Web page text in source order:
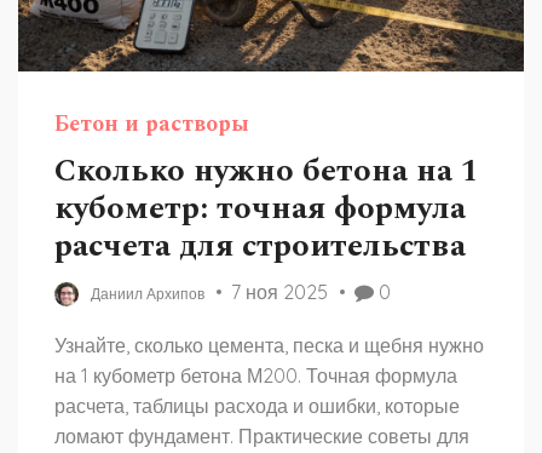
Бетон и растворы
Сколько нужно бетона на 1
кубометр: точная формула
расчета для строительства
Даниил Архипов 7 ноя 2025 0
Узнайте, сколько цемента, песка и щебня нужно
на 1 кубометр бетона М200. Точная формула
расчета, таблицы расхода и ошибки, которые
ломают фундамент. Практические советы для